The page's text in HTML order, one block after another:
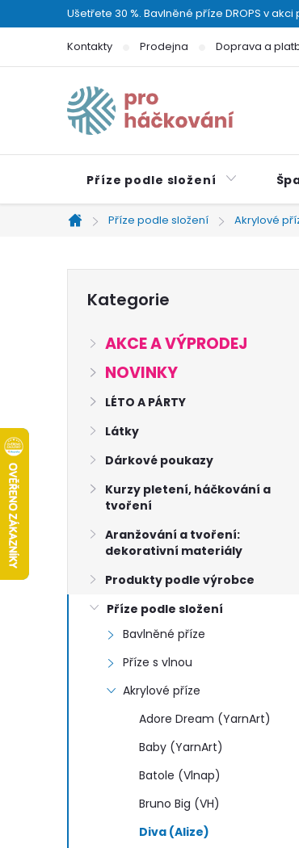
na
Ušetřete 30 %. Bavlněné příze DROPS v
Kontakty Prodejna Doprava a
Příze podle složení
Domů
Příze podle složení Akrylové
kategorie
Kategorie
AKCE A VÝPRODEJ
NOVINKY
LÉTO A PÁRTY
Látky
Dárkové poukazy
Kurzy pletení, háčkování a
tvoření
Aranžování a tvoření:
dekorativní materiály
Produkty podle výrobce
Příze podle složení
Bavlněné příze
Příze s vlnou
Akrylové příze
Adore Dream (YarnArt)
Baby (YarnArt)
Batole (Vlnap)
Bruno Big (VH)
Diva (Alize)